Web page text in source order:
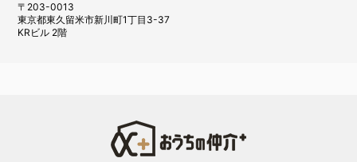
〒203-0013
東京都東久留米市新川町1丁目3-37
KRビル 2階